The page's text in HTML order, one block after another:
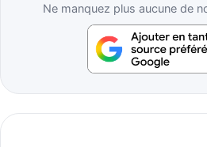
Ne manquez plus aucune de